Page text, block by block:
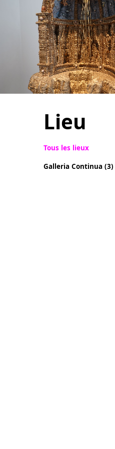
Lieu
Tous les lieux
Galleria Continua (3)